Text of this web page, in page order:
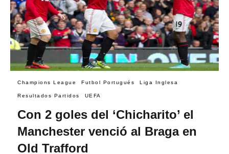
Champions League Futbol Portugués Liga Inglesa
Resultados Partidos UEFA
Con 2 goles del ‘Chicharito’ el
Manchester venció al Braga en
Old Trafford